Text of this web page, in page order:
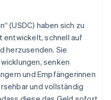
und
für Ihre
(USDC) haben sich zu
entwickelt, schnell auf
herzusenden. Sie
senken
und Empfängerinnen
und vollständig